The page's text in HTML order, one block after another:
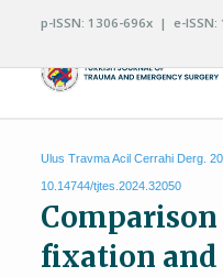
p-ISSN: 1306-696x | e-ISSN:
Ulus Travma Acil Cerrahi Derg.
10.14744/tjtes.2024.32050
fixation and